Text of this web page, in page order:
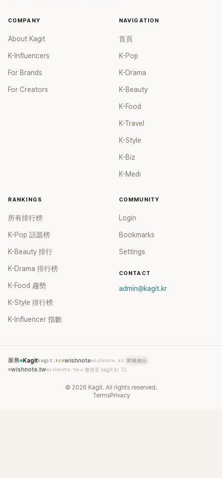
女兒，一家四口生活幸福美滿。如今除了持續活躍於綜藝節
受網友喜愛，再度迎來事業第二春。
COMPANY
About Kagit
K-Influencers
For Brands
For Creators
NAVIGATION
首頁
K-Pop
K-Drama
K-Beauty
K-Food
K-Travel
K-Style
K-Biz
K-Medi
RANKINGS
所有排行榜
K-Pop 話題榜
K-Beauty 排行
K-Drama 排行榜
K-Food 趨勢
K-Style 排行榜
K-Influencer 指數
COMMUNITY
Login
Bookmarks
Settings
CONTACT
admin@kagit.kr
服務 Kagitkagit.kr wishnotewishnote.kr 即將推出
wishnote.twwishnote.tw→ 整併至 kagit.kr TC
© 2026 Kagit. All rights reserved.
TermsPrivacy